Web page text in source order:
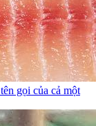
gọi của cả một